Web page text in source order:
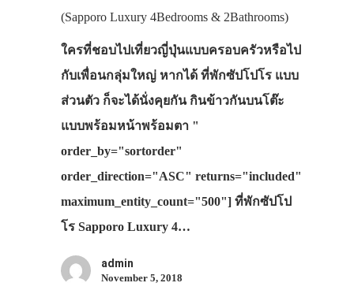
(Sapporo Luxury 4Bedrooms & 2Bathrooms)
ใครที่ชอบไปเที่ยวญี่ปุ่นแบบครอบครัวหรือไป
กับเพื่อนกลุ่มใหญ่ หากได้ ที่พักซัปโปโร แบบ
ส่วนตัว ก็จะได้นั่งคุยกัน กินข้าวกันบนโต๊ะ
แบบพร้อมหน้าพร้อมตา "
order_by="sortorder"
order_direction="ASC" returns="included"
maximum_entity_count="500"] ที่พักซัปโป
โร Sapporo Luxury 4…
admin
November 5, 2018
ประเทศญี่ปุ่น
เที่ยวญี่ปุ่นด้ว